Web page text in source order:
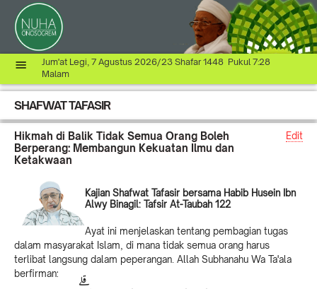
Jum'at Legi, 7 Agustus 2026/23 Shafar 1448 Pukul 7:28
Malam
SHAFWAT TAFASIR
Edit
Hikmah di Balik Tidak Semua Orang Boleh
Berperang: Membangun Kekuatan Ilmu dan
Ketakwaan
Kajian Shafwat Tafasir bersama Habib Husein Ibn
Alwy Binagil: Tafsir At-Taubah 122
Ayat ini menjelaskan tentang pembagian tugas
dalam masyarakat Islam, di mana tidak semua orang harus
terlibat langsung dalam peperangan. Allah Subhanahu Wa Ta'ala
berfirman: